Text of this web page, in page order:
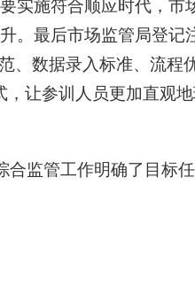
实施符合顺应时代，
。最后市场监管局登记
、数据录入标准、流程
让参训人员更加直观
监管工作明确了目标